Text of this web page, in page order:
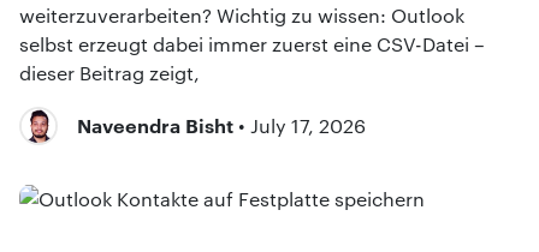
weiterzuverarbeiten? Wichtig zu wissen: Outlook
selbst erzeugt dabei immer zuerst eine CSV-Datei –
dieser Beitrag zeigt,
Naveendra Bisht • July 17, 2026